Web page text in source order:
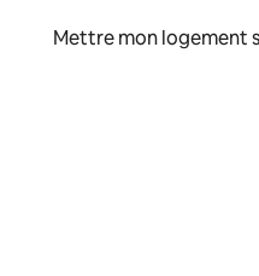
Mettre mon logement